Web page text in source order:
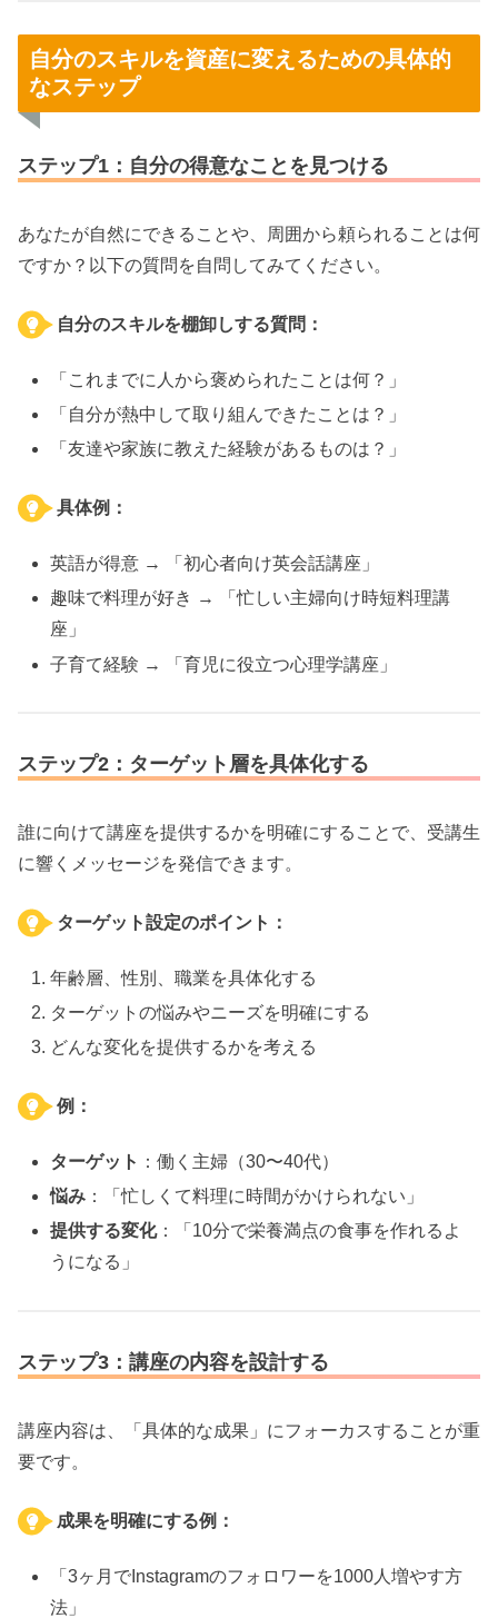
自分のスキルを資産に変えるための具体的
なステップ
ステップ1：自分の得意なことを見つける
あなたが自然にできることや、周囲から頼られることは何
ですか？以下の質問を自問してみてください。
自分のスキルを棚卸しする質問：
「これまでに人から褒められたことは何？」
「自分が熱中して取り組んできたことは？」
「友達や家族に教えた経験があるものは？」
具体例：
英語が得意 → 「初心者向け英会話講座」
趣味で料理が好き → 「忙しい主婦向け時短料理講
座」
子育て経験 → 「育児に役立つ心理学講座」
ステップ2：ターゲット層を具体化する
誰に向けて講座を提供するかを明確にすることで、受講生
に響くメッセージを発信できます。
ターゲット設定のポイント：
年齢層、性別、職業を具体化する
ターゲットの悩みやニーズを明確にする
どんな変化を提供するかを考える
例：
ターゲット ：働く主婦（30〜40代）
悩み ：「忙しくて料理に時間がかけられない」
提供する変化：「10分で栄養満点の食事を作れるよ
うになる」
ステップ3：講座の内容を設計する
講座内容は、「具体的な成果」にフォーカスすることが重
要です。
成果を明確にする例：
「3ヶ月でInstagramのフォロワーを1000人増やす方
法」